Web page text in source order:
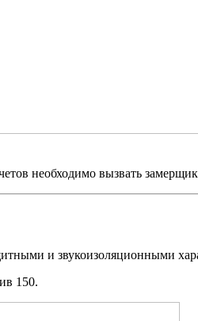
необходимо вызвать
и звукоизоляционными
150.